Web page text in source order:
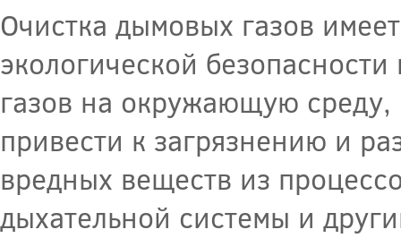
Очистка дымовых газов
экологической
газов на окружающую
привести к загрязнению и
вредных веществ из
дыхательной системы и